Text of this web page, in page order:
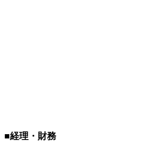
■経理・財務